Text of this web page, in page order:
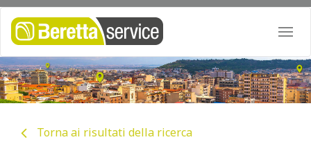
Torna ai risultati della ricerca